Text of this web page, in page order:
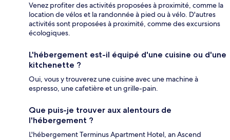
Venez profiter des activités proposées à proximité, comme la
location de vélos et la randonnée à pied ou à vélo. D'autres
activités sont proposées à proximité, comme des excursions
écologiques.
L'hébergement est-il équipé d'une cuisine ou d'une
kitchenette ?
Oui, vous y trouverez une cuisine avec une machine à
espresso, une cafetière et un grille-pain.
Que puis-je trouver aux alentours de
l'hébergement ?
L'hébergement Terminus Apartment Hotel, an Ascend